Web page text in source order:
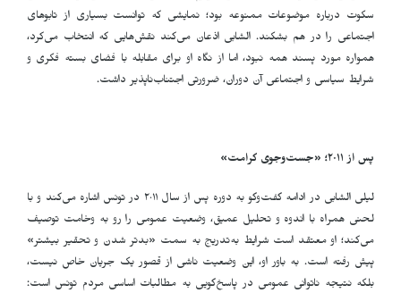
سکوت درباره موضوعات ممنوعه بود؛ نمایشی که توانست بسیاری از تابوهای
اجتماعی را در هم بشکند. الشابی اذعان می‌کند نقش‌هایی که انتخاب می‌کرد،
همواره مورد پسند همه نبود، اما از نگاه او برای مقابله با فضای بسته فکری و
شرایط سیاسی و اجتماعی آن دوران، ضرورتی اجتناب‌ناپذیر داشت.
پس از ۲۰۱۱؛ « جست‌وجوی کرامت»
لیلی الشابی در ادامه گفت‌وگو به دوره پس از سال ۲۰۱۱ در تونس اشاره می‌کند و با
لحنی همراه با اندوه و تحلیل عمیق، وضعیت عمومی را رو به وخامت توصیف
می‌کند؛ او معتقد است شرایط به‌تدریج به سمت «بدتر شدن و تحقیر بیشتر»
پیش رفته است. به باور او، این وضعیت ناشی از قصور یک جریان خاص نیست،
بلکه نتیجه ناتوانی عمومی در پاسخ‌گویی به مطالبات اساسی مردم تونس است: